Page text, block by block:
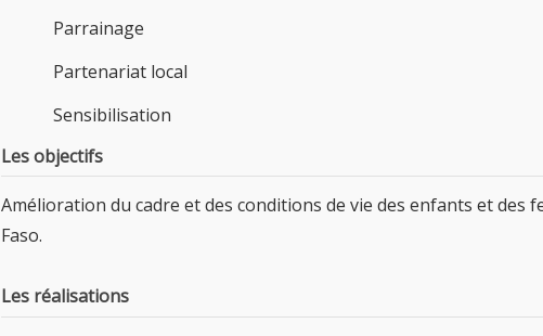
Parrainage
Partenariat local
Sensibilisation
Les objectifs
Amélioration du cadre et des conditions de vie des enfants et des
Faso.
Les réalisations